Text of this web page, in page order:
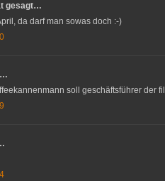
gesagt…
da darf man sowas doch :-)
soll geschäftsführer der